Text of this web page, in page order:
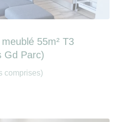
55m² T3
Gd Parc)
comprises)